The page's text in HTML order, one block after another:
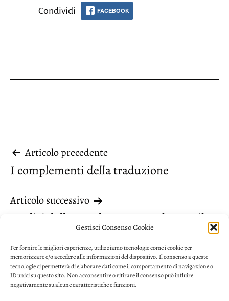
Gestisci Consenso Cookie
Per fornire le migliori esperienze, utilizziamo tecnologie come i cookie per
memorizzare e/o accedere alle informazioni del dispositivo. Il consenso a queste
tecnologie ci permetterà di elaborare dati come il comportamento di navigazione o
ID unici su questo sito. Non acconsentire o ritirare il consenso può influire
negativamente su alcune caratteristiche e funzioni.
Condividi FACEBOOK
Navigazione
articoli
Articolo precedente
I complementi della traduzione
Articolo successivo
Analisi della copula con un verbo servile